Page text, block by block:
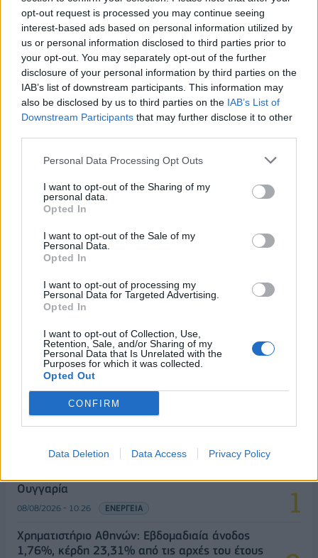
opt-out request is processed you may continue seeing
interest-based ads based on personal information utilized by
us or personal information disclosed to third parties prior to
your opt-out. You may separately opt-out of the further
disclosure of your personal information by third parties on the
IAB’s list of downstream participants. This information may
also be disclosed by us to third parties on the IAB’s List of
Downstream Participants that may further disclose it to other
Personal Data Processing Opt Outs
I want to opt-out of the Sharing of my
personal data.
Opted In
I want to opt-out of the Sale of my
Personal Data.
Opted In
I want to opt-out of processing my
Personal Data for Targeted Advertising.
Opted In
I want to opt-out of Collection, Use,
Retention, Sale, and/or Sharing of my
Personal Data that Is Unrelated with the
Purposes for which it was collected.
Opted Out
CONFIRM
Data Deletion Data Access Privacy Policy
08/08/2026 - 12:36 ΟΙΚΟΝΟΜΙΑ
Διευρύνεται η πρωτοβουλία για τις τιμές στο ράφι
με 916 προϊόντα
08/08/2026 - 12:12 ΛΙΑΝΕΜΠΟΡΙΟ
Health Monitoring: Η εθνική υποδομή για την
αξιοποίηση των δεδομένων υγείας προς όφελος
των πολιτών
Ελληνική Αναπτυξιακή Τράπεζα: Με «προίκα» 2 δισ.
ευρώ ανοίγει δρόμο για δάνεια έως 5 δισ. σε
μικρομεσαίες
08/08/2026 - 11:22 ΤΡΑΠΕΖΕΣ
5G παντού, 6G στον ορίζοντα: Πού βρίσκεται η
08/08/2026 - 10:54 ΤΕΧΝΟΛΟΓΙΑ
ΔΗΜΟΦΙΛΗ
Όμιλος ΔΕΗ: Νέα συμφωνία για χαρτοφυλάκιο
Ουγγαρία
08/08/2026 - 10:26 ΕΝΕΡΓΕΙΑ
Χρηματιστήριο Αθηνών: Εβδομαδιαία άνοδος
1,76%, κέρδη 23,31% από τις αρχές του έτους